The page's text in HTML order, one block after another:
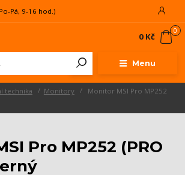
Menu
Pá, 9-16 hod.)
0
0 Kč
technika Monitory
Monitor MSI Pro MP252
Pro MP252 (PRO